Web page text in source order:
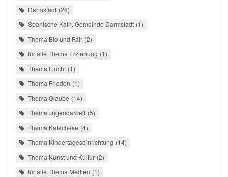
Darmstadt 26
Spanische Kath. Gemeinde Darmstadt 1
Thema Bio und Fair 2
für alle Thema Erziehung 1
Thema Flucht 1
Thema Frieden 1
Thema Glaube 14
Thema Jugendarbeit 5
Thema Katechese 4
Thema Kindertageseinrichtung 14
Thema Kunst und Kultur 2
für alle Thema Medien 1